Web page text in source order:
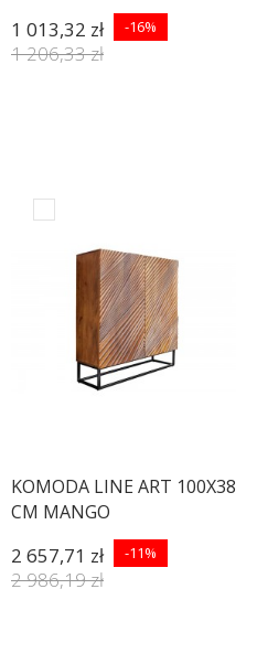
1 013,32 zł -16%
1 206,33 zł
KOMODA LINE ART 100X38
CM MANGO
2 657,71 zł -11%
2 986,19 zł